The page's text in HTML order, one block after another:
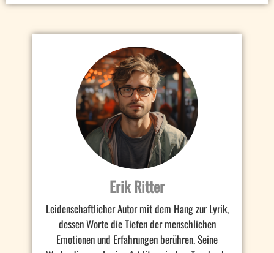
Erik Ritter
Leidenschaftlicher Autor mit dem Hang zur Lyrik,
dessen Worte die Tiefen der menschlichen
Emotionen und Erfahrungen berühren. Seine